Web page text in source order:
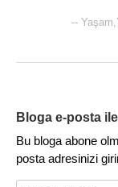
-- Yaşam,
Bloga e-posta
Bu bloga abone
posta adresinizi